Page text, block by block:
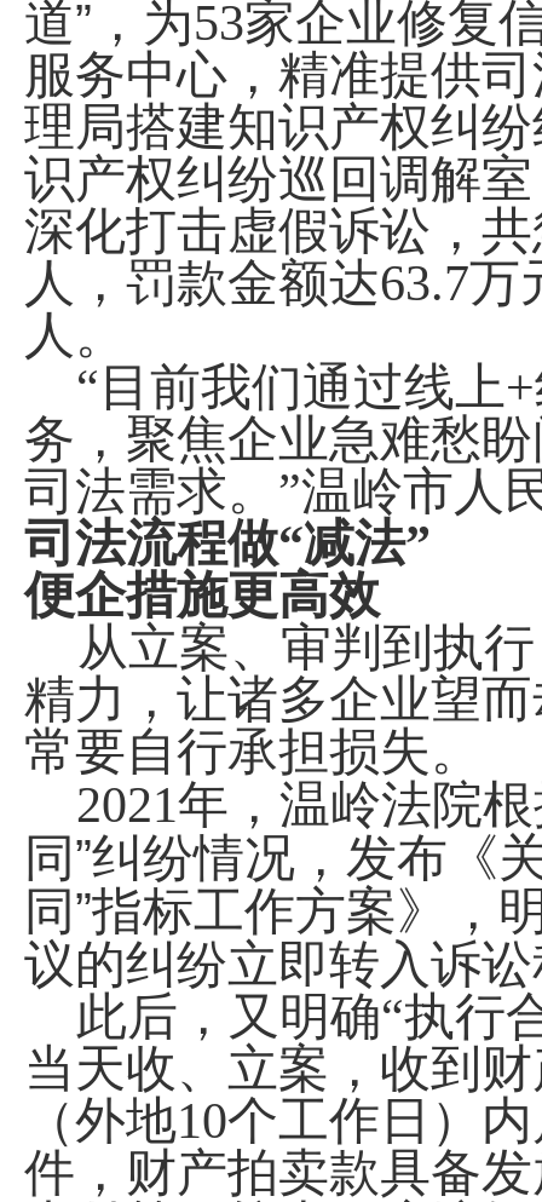
道” ，为53家企业修复
服务中心，精准提供
理局搭建知识产权纠
识产权纠纷巡回调解
深化打击虚假诉讼，
人，罚款金额达63.7万
人。
“目前我们通过线上+
务，聚焦企业急难愁
司法需求。”温岭市人
司法流程做“减法”
便企措施更高效
从立案、审判到执
精力，让诸多企业望
常要自行承担损失。
2021年，温岭法院
同”纠纷情况， 发布《
同”指标工作方案》，
议的纠纷立即转入诉
此后，又明确“执行
当天收、立案，收到
（外地10个工作日）
件，财产拍卖款具备